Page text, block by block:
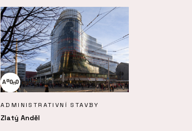
ADMINISTRATIVNÍ STAVBY
Zlatý Anděl